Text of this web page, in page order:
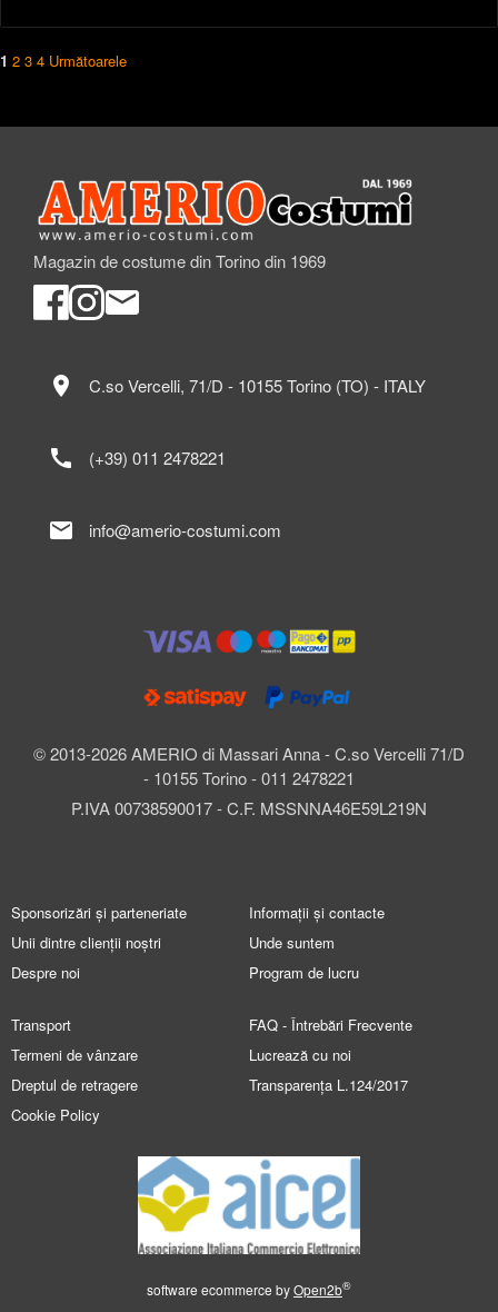
1 2 3 4 Următoarele
Magazin de costume din Torino din 1969
© 2013-2026 AMERIO di Massari Anna - C.so Vercelli 71/D
- 10155 Torino - 011 2478221
P.IVA 00738590017 - C.F. MSSNNA46E59L219N
location_on C.so Vercelli, 71/D - 10155 Torino (TO) - ITALY
call (+39) 011 2478221
mail info@amerio-costumi.com
Sponsorizări și parteneriate
Unii dintre clienții noștri
Despre noi
Informații și contacte
Unde suntem
Program de lucru
Transport
Termeni de vânzare
Dreptul de retragere
Cookie Policy
FAQ - Întrebări Frecvente
Lucrează cu noi
Transparența L.124/2017
software ecommerce byOpen2b®